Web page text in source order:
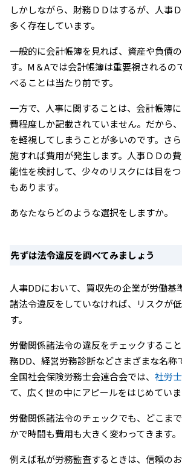
しかしながら、財務ＤＤはするが、人事
多く存在しています。
一般的に会計帳簿を見れば、資産や負債
す。M＆Aでは会計帳簿は重要視されるの
べることは当たり前です。
一方で、人事に関することは、会計帳簿
費程度しか記載されていません。だから
を軽視してしまうことが多いのです。さ
施すれば費用が発生します。人事ＤＤの
能性を検討して、少々のリスクには目を
もあります。
あなたならどのような選択をしますか。
先ずは法令違反を調べてみましょう
人事DDにおいて、買収先の企業が労働基
諸法令違反をしていなければ、リスクが
す。
労働関係諸法令の違反をチェックするこ
務DD、経営労務診断などさまざまな名称
全国社会保険労務士会連合会では、 社労
て、広く世の中にアピールをはじめていま
労働関係諸法令のチェックでも、どこま
かで時間も費用も大きく変わってきます。
例えば私が労務監査するときは、信頼の